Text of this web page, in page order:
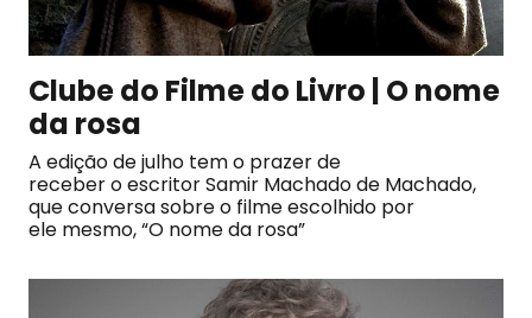
Clube do Filme do Livro | O nome
da rosa
A edição de julho tem o prazer de
receber o escritor Samir Machado de Machado,
que conversa sobre o filme escolhido por
ele mesmo, “O nome da rosa”